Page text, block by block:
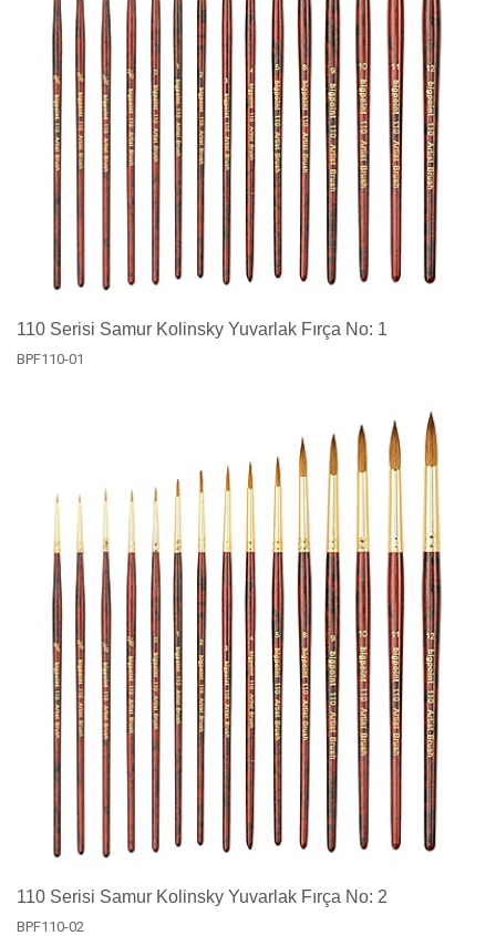
110 Serisi Samur Kolinsky Yuvarlak Fırça No: 1
BPF110-01
110 Serisi Samur Kolinsky Yuvarlak Fırça No: 2
BPF110-02